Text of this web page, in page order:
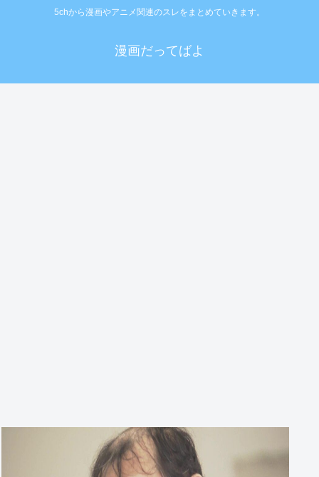
5chから漫画やアニメ関連のスレをまとめていきます。
漫画だってばよ